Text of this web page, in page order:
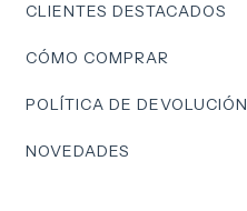
CLIENTES DESTACADOS
CÓMO COMPRAR
POLÍTICA DE DEVOLUCIÓN
NOVEDADES